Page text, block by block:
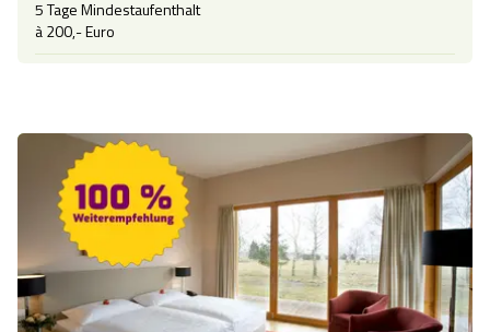
5 Tage Mindestaufenthalt